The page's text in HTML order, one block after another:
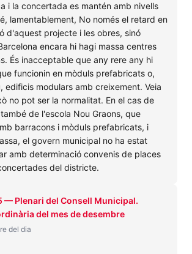
i la concertada es mantén amb nivells
lamentablement, No només el retard en
d'aquest projecte i les obres, sinó
encara hi hagi massa centres
És inacceptable que any rere any hi
funcionin en mòduls prefabricats o,
edificis modulars amb creixement. Veia
no pot ser la normalitat. En el cas de
de l'escola Nou Graons, que
barracons i mòduls prefabricats, i
el govern municipal no ha estat
amb determinació convenis de places
del districte.
— Plenari del Consell Municipal.
del mes de desembre
del dia